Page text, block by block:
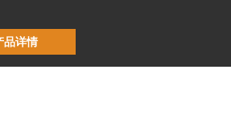
品详情